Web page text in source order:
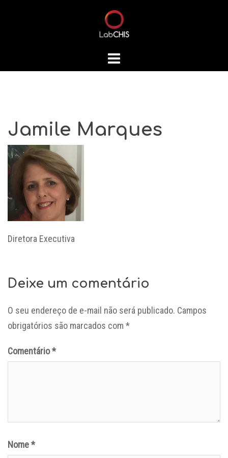
Jamile Marques
Diretora Executiva
Deixe um comentário
O seu endereço de e-mail não será publicado. Campos
obrigatórios são marcados com *
Comentário*
Nome*